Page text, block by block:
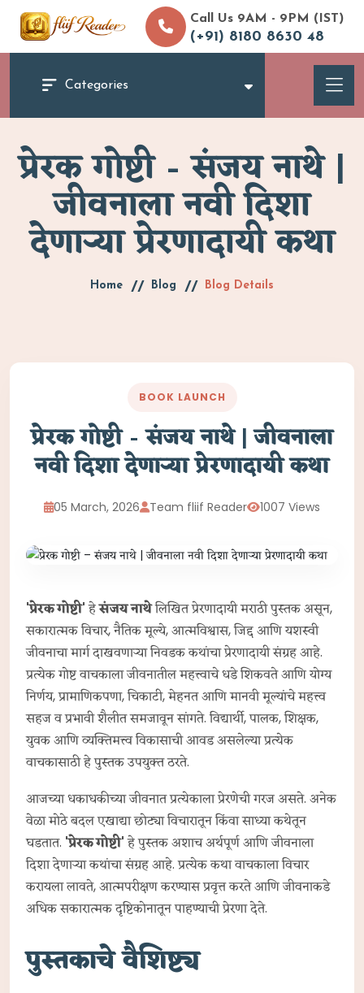
Call Us 9AM - 9PM (IST)
(+91) 8180 8630 48
Categories
प्रेरक गोष्टी – संजय नाथे |
जीवनाला नवी दिशा
देणाऱ्या प्रेरणादायी कथा
Home Blog Blog Details
BOOK LAUNCH
प्रेरक गोष्टी – संजय नाथे | जीवनाला
नवी दिशा देणाऱ्या प्रेरणादायी कथा
05 March, 2026 Team fliif Reader 1007 Views
'प्रेरक गोष्टी'हेसंजय नाथेलिखित प्रेरणादायी मराठी पुस्तक असून,
सकारात्मक विचार, नैतिक मूल्ये, आत्मविश्वास, जिद्द आणि यशस्वी
जीवनाचा मार्ग दाखवणाऱ्या निवडक कथांचा प्रेरणादायी संग्रह आहे.
प्रत्येक गोष्ट वाचकाला जीवनातील महत्त्वाचे धडे शिकवते आणि योग्य
निर्णय, प्रामाणिकपणा, चिकाटी, मेहनत आणि मानवी मूल्यांचे महत्त्व
सहज व प्रभावी शैलीत समजावून सांगते. विद्यार्थी, पालक, शिक्षक,
युवक आणि व्यक्तिमत्त्व विकासाची आवड असलेल्या प्रत्येक
वाचकासाठी हे पुस्तक उपयुक्त ठरते.
आजच्या धकाधकीच्या जीवनात प्रत्येकाला प्रेरणेची गरज असते. अनेक
वेळा मोठे बदल एखाद्या छोट्या विचारातून किंवा साध्या कथेतून
घडतात. 'प्रेरक गोष्टी'हे पुस्तक अशाच अर्थपूर्ण आणि जीवनाला
दिशा देणाऱ्या कथांचा संग्रह आहे. प्रत्येक कथा वाचकाला विचार
करायला लावते, आत्मपरीक्षण करण्यास प्रवृत्त करते आणि जीवनाकडे
अधिक सकारात्मक दृष्टिकोनातून पाहण्याची प्रेरणा देते.
पुस्तकाचे वैशिष्ट्य